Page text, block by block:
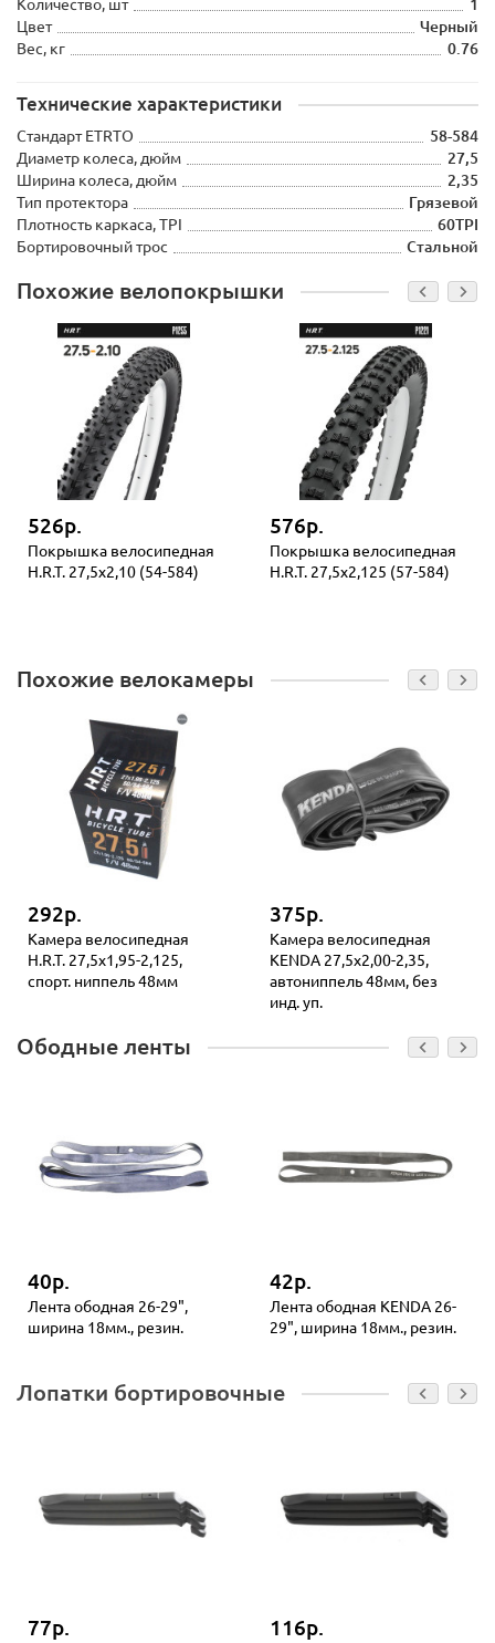
Количество, шт
1
Цвет
Черный
Вес, кг
0.76
Технические характеристики
Стандарт ETRTO
58-584
Диаметр колеса, дюйм
27,5
Ширина колеса, дюйм
2,35
Тип протектора
Грязевой
Плотность каркаса, TPI
60TPI
Бортировочный трос
Стальной
Похожие велопокрышки
526р.
Покрышка велосипедная
H.R.T. 27,5x2,10 (54-584)
576р.
Покрышка велосипедная
H.R.T. 27,5x2,125 (57-584)
Похожие велокамеры
292р.
Камера велосипедная
H.R.T. 27,5x1,95-2,125,
спорт. ниппель 48мм
375р.
Камера велосипедная
KENDA 27,5x2,00-2,35,
автониппель 48мм, без
инд. уп.
Ободные ленты
40р.
Лента ободная 26-29",
ширина 18мм., резин.
42р.
Лента ободная KENDA 26-
29", ширина 18мм., резин.
Лопатки бортировочные
77р. 116р.